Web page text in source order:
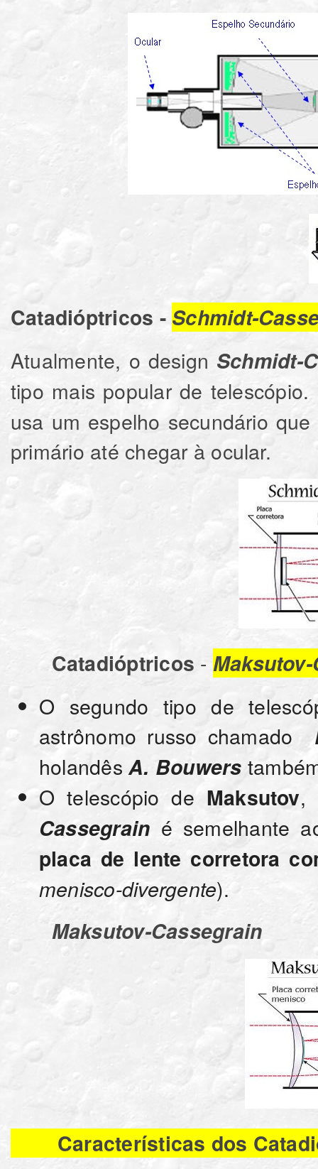
Catadióptricos - Schmidt-
Atualmente, o design Schmidt-
tipo mais popular de
usa um espelho secundário
primário até chegar à ocular.
Catadióptricos -
O segundo tipo de
astrônomo russo chamado
holandêsA. Bouwers
O telescópio de Maksutov,
Cassegrain é semelhante
placa de lente corretora
menisco-divergente).
Maksutov-Cassegrain
Características dos